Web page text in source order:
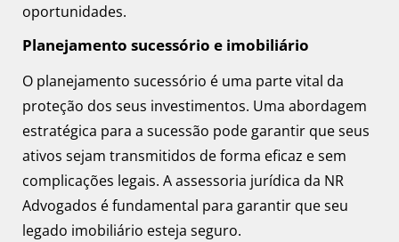
oportunidades.
Planejamento sucessório e imobiliário
O planejamento sucessório é uma parte vital da
proteção dos seus investimentos. Uma abordagem
estratégica para a sucessão pode garantir que seus
ativos sejam transmitidos de forma eficaz e sem
complicações legais. A assessoria jurídica da NR
Advogados é fundamental para garantir que seu
legado imobiliário esteja seguro.